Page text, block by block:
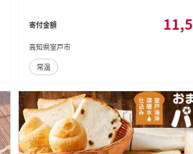
寄付金額
高知県室戸市
常温